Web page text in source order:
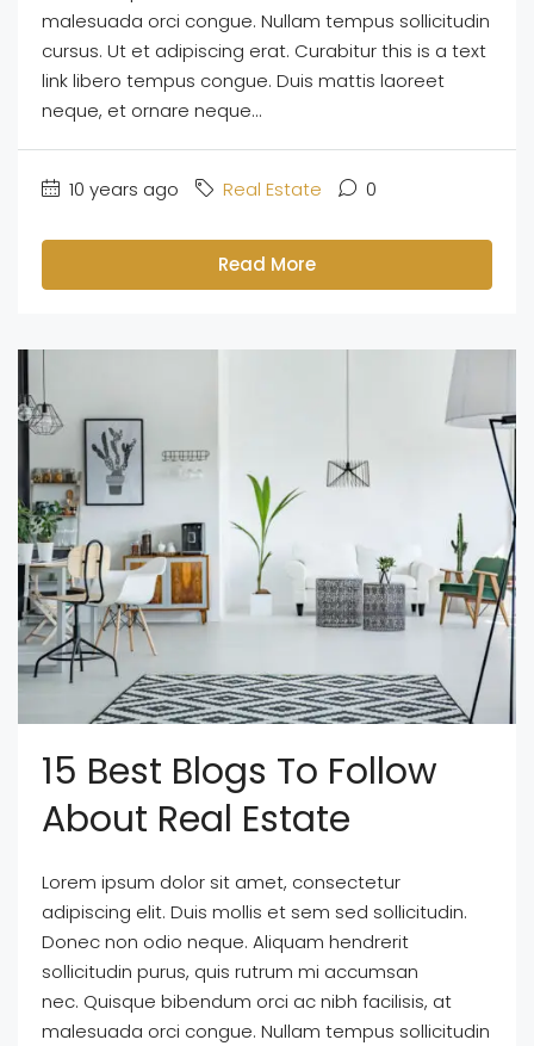
malesuada orci congue. Nullam tempus sollicitudin
cursus. Ut et adipiscing erat. Curabitur this is a text
link libero tempus congue. Duis mattis laoreet
neque, et ornare neque...
10 years ago Real Estate 0
Read More
15 Best Blogs To Follow
About Real Estate
Lorem ipsum dolor sit amet, consectetur
adipiscing elit. Duis mollis et sem sed sollicitudin.
Donec non odio neque. Aliquam hendrerit
sollicitudin purus, quis rutrum mi accumsan
nec. Quisque bibendum orci ac nibh facilisis, at
malesuada orci congue. Nullam tempus sollicitudin